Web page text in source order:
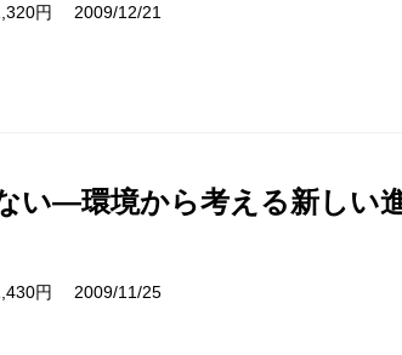
円 2009/12/21
い―環境から考える新しい
円 2009/11/25